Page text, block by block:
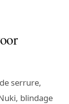
serrure,
blindage